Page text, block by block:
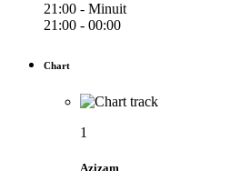
21:00 - Minuit
21:00 - 00:00
Chart
1
Azizam